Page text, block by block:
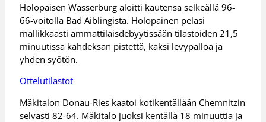
Holopaisen Wasserburg aloitti kautensa selkeällä 96-
66-voitolla Bad Aiblingista. Holopainen pelasi
mallikkaasti ammattilaisdebyytissään tilastoiden 21,5
minuutissa kahdeksan pistettä, kaksi levypalloa ja
yhden syötön.
Ottelutilastot
Mäkitalon Donau-Ries kaatoi kotikentällään Chemnitzin
selvästi 82-64. Mäkitalo juoksi kentällä 18 minuuttia ja